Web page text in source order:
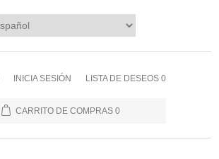
INICIA SESIÓN LISTA DE DESEOS 0
CARRITO DE COMPRAS 0